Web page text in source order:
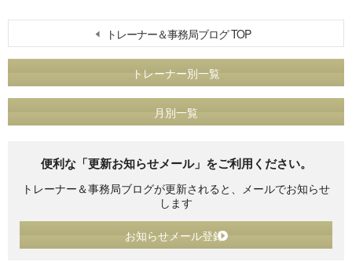
トレーナー＆事務局ブログ TOP
トレーナー別一覧
月別一覧
便利な「更新お知らせメール」をご利用ください。
トレーナー＆事務局ブログが更新されると、メールでお知らせ
します
お知らせメール登録